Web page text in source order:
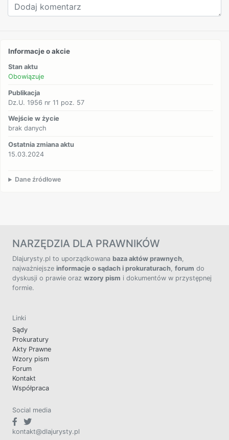
Informacje o akcie
Stan aktu
Obowiązuje
Publikacja
Dz.U. 1956 nr 11 poz. 57
Wejście w życie
brak danych
Ostatnia zmiana aktu
15.03.2024
Dane źródłowe
NARZĘDZIA DLA PRAWNIKÓW
Dlajurysty.pl to uporządkowana baza aktów prawnych,
najważniejsze informacje o sądach i prokuraturach, forum do
dyskusji o prawie oraz wzory pism i dokumentów w przystępnej
formie.
Linki
Sądy
Prokuratury
Akty Prawne
Wzory pism
Forum
Kontakt
Współpraca
Social media
kontakt@dlajurysty.pl